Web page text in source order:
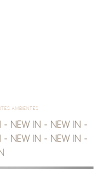
AMBIENTES
- NEW IN - NEW IN -
- NEW IN - NEW IN -